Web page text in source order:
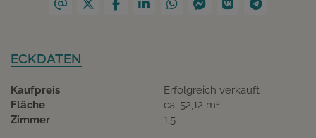
ECKDATEN
Kaufpreis
Erfolgreich verkauft
Fläche
ca. 52,12 m2
Zimmer 1,5